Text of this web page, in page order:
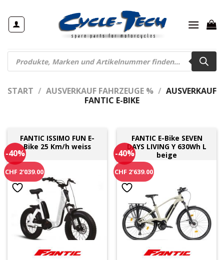
Inhalt
springen
Products
search
START / AUSVERKAUF FAHRZEUGE % / AUSVERKAUF
FANTIC E-BIKE
-40%
CHF 2'039.00
FANTIC ISSIMO FUN E-
Bike 25 Km/h weiss
-40%
CHF 2'639.00
FANTIC E-Bike SEVEN
DAYS LIVING Y 630Wh L
beige